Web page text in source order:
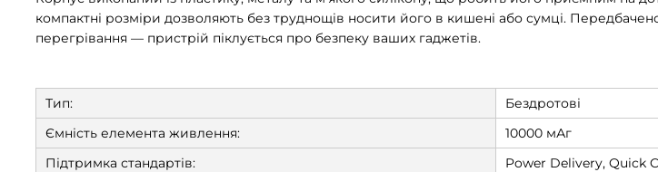
компактні розміри дозволяють без труднощів носити його в кишені або сумці.
перегрівання — пристрій піклується про безпеку ваших гаджетів.
Тип:
Бездротові
Ємність елемента живлення:
10000 мАг
Підтримка стандартів:
Power Delivery, Quick